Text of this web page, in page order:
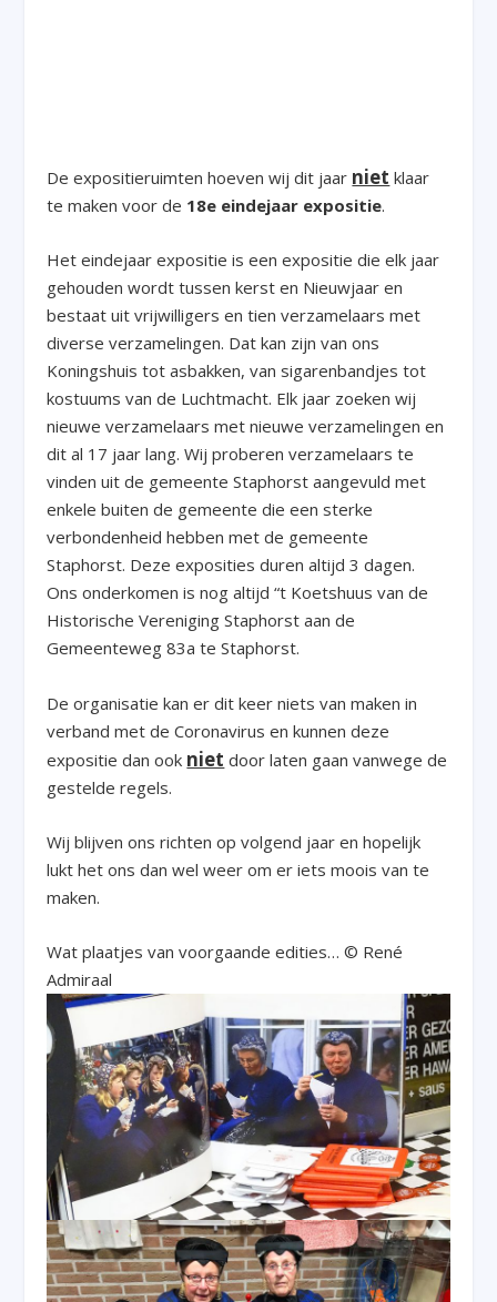
De expositieruimten hoeven wij dit jaar niet klaar
te maken voor de 18e eindejaar expositie.
Het eindejaar expositie is een expositie die elk jaar
gehouden wordt tussen kerst en Nieuwjaar en
bestaat uit vrijwilligers en tien verzamelaars met
diverse verzamelingen. Dat kan zijn van ons
Koningshuis tot asbakken, van sigarenbandjes tot
kostuums van de Luchtmacht. Elk jaar zoeken wij
nieuwe verzamelaars met nieuwe verzamelingen en
dit al 17 jaar lang. Wij proberen verzamelaars te
vinden uit de gemeente Staphorst aangevuld met
enkele buiten de gemeente die een sterke
verbondenheid hebben met de gemeente
Staphorst. Deze exposities duren altijd 3 dagen.
Ons onderkomen is nog altijd “t Koetshuus van de
Historische Vereniging Staphorst aan de
Gemeenteweg 83a te Staphorst.
De organisatie kan er dit keer niets van maken in
verband met de Coronavirus en kunnen deze
expositie dan ook niet door laten gaan vanwege de
gestelde regels.
Wij blijven ons richten op volgend jaar en hopelijk
lukt het ons dan wel weer om er iets moois van te
maken.
Wat plaatjes van voorgaande edities… © René
Admiraal